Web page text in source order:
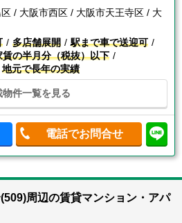
/ 大阪市西区 / 大阪市天王寺区 / 大
多店舗展開
駅まで車で送迎可
の半月分（税抜）以下
地元で長年の実績
物件一覧を見る
電話でお問合せ
(509)周辺の賃貸マンション・アパ